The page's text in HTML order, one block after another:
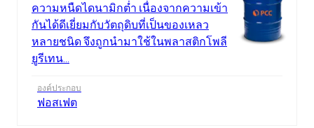
ความหนืดไดนามิกต่ำ เนื่องจากความเข้า
กันได้ดีเยี่ยมกับวัตถุดิบที่เป็นของเหลว
หลายชนิด จึงถูกนำมาใช้ในพลาสติกโพลี
ยูรีเทน...
องค์ประกอบ
ฟอสเฟต